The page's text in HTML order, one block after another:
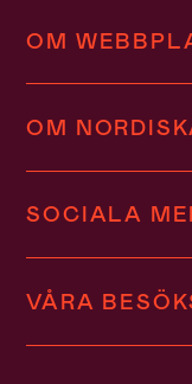
OM
OM
SOCIALA
VÅRA